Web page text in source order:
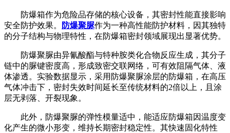
防爆箱作为危险品存储的核心设备，其密封性能直接影响
安全防护效果。
防爆聚脲作为一种高性能防护材料，因其独特
的分子结构与物理特性，在防爆箱密封领域展现出显著优势。
防爆聚脲由异氰酸酯与特种胺类化合物反应生成，其分子
链中的脲键密度高，形成致密交联网络，可有效阻隔气体、液
体渗透。实验数据显示，采用防爆聚脲涂层的防爆箱，在高压
气体冲击下，密封失效时间延长至传统材料的2倍以上，且涂
层无剥落、开裂现象。
此外，防爆聚脲的弹性模量适中，能适应防爆箱因温度变
化产生的微小形变，维持长期密封稳定性。其快速固化特性